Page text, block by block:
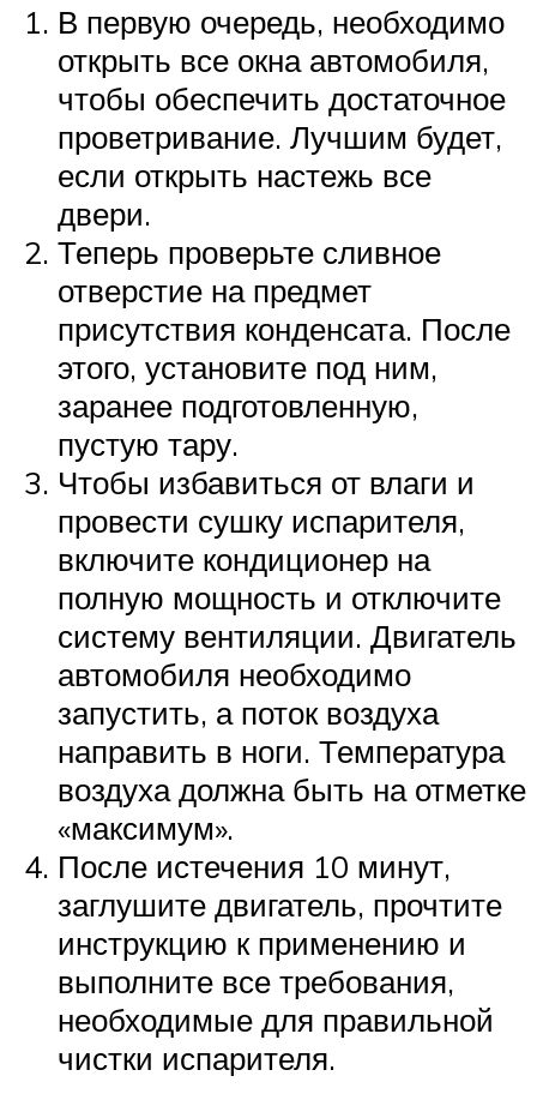
В первую очередь, необходимо
открыть все окна автомобиля,
чтобы обеспечить достаточное
проветривание. Лучшим будет,
если открыть настежь все
двери.
Теперь проверьте сливное
отверстие на предмет
присутствия конденсата. После
этого, установите под ним,
заранее подготовленную,
пустую тару.
Чтобы избавиться от влаги и
провести сушку испарителя,
включите кондиционер на
полную мощность и отключите
систему вентиляции. Двигатель
автомобиля необходимо
запустить, а поток воздуха
направить в ноги. Температура
воздуха должна быть на отметке
«максимум».
После истечения 10 минут,
заглушите двигатель, прочтите
инструкцию к применению и
выполните все требования,
необходимые для правильной
чистки испарителя.